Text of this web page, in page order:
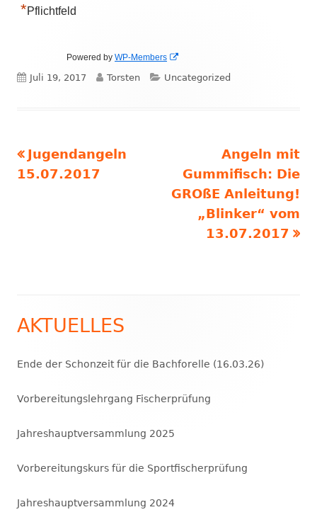
:
*Pflichtfeld
Powered by WP-Members
Fenster
Veröffentlicht
Juli 19, 2017 Autor
Torsten Kategorien
Uncategorized
Beitragsnavigation
Vorheriger
Beitrag:
Jugendangeln
15.07.2017
Nächster
Beitrag
Angeln mit
Gummifisch: Die
GROßE Anleitung!
„Blinker“ vom
13.07.2017
Haupt-
Seitenleiste
AKTUELLES
Ende der Schonzeit für die Bachforelle (16.03.26)
Vorbereitungslehrgang Fischerprüfung
Jahreshauptversammlung 2025
Vorbereitungskurs für die Sportfischerprüfung
Jahreshauptversammlung 2024